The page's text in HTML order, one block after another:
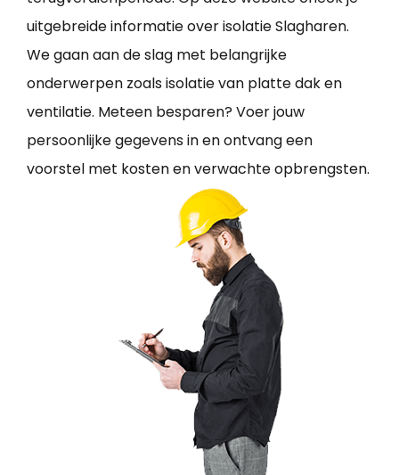
uitgebreide informatie over isolatie Slagharen.
We gaan aan de slag met belangrijke
onderwerpen zoals isolatie van platte dak en
ventilatie. Meteen besparen? Voer jouw
persoonlijke gegevens in en ontvang een
voorstel met kosten en verwachte opbrengsten.